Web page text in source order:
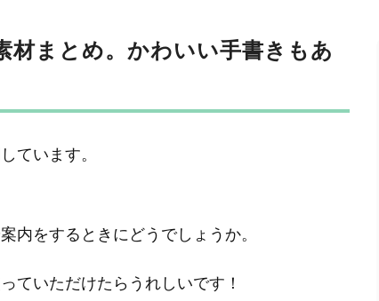
材まとめ。かわいい手書きもあ
ています。
内をするときにどうでしょうか。
ていただけたらうれしいです！